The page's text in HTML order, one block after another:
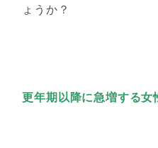
ょうか？
更年期以降に急増する女